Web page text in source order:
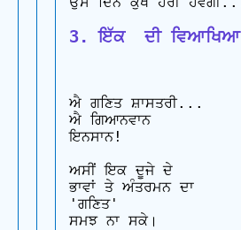
3. ਇੱਕ  ਦੀ ਵਿਆਖਿਆ
ਐ ਗਣਿਤ ਸ਼ਾਸਤਰੀ...
ਐ ਗਿਆਨਵਾਨ
ਇਨਸਾਨ!
ਅਸੀਂ ਇਕ ਦੂਜੇ ਦੇ
ਭਾਵਾਂ ਤੇ ਅੰਤਰਮਨ ਦਾ
'ਗਣਿਤ'
ਸਮਝ ਨਾ ਸਕੇ।